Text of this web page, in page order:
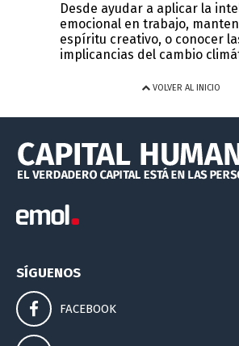
Desde ayudar a aplicar la
emocional en trabajo,
espíritu creativo, o conocer
implicancias del cambio
VOLVER AL INICIO
SÍGUENOS
FACEBOOK